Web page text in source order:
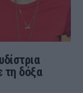
τη δόξα